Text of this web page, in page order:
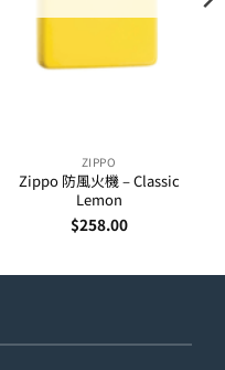
ZIPPO
Zippo 防風火機 – Classic
Lemon
$258.00